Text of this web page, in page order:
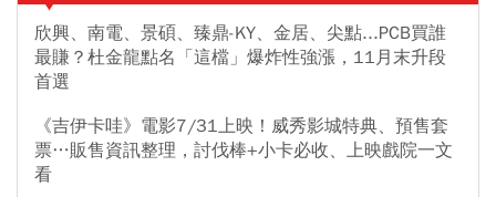
欣興、南電、景碩、臻鼎-KY、金居、尖點...PCB買誰
最賺？杜金龍點名「這檔」爆炸性強漲，11月末升段
首選
《吉伊卡哇》電影7/31上映！威秀影城特典、預售套
票…販售資訊整理，討伐棒+小卡必收、上映戲院一文
看